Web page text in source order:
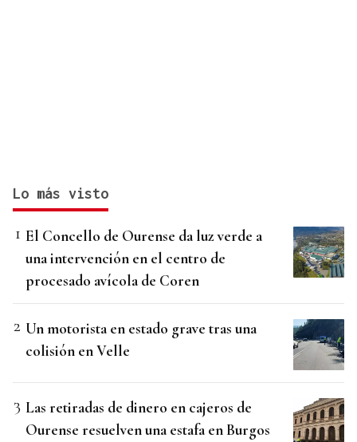
Lo más visto
El Concello de Ourense da luz verde a
una intervención en el centro de
procesado avícola de Coren
Un motorista en estado grave tras una
colisión en Velle
Las retiradas de dinero en cajeros de
Ourense resuelven una estafa en Burgos